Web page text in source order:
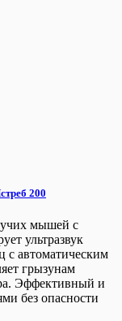
200
мышей с
ультразвук
с автоматическим
грызунам
Эффективный и
без опасности